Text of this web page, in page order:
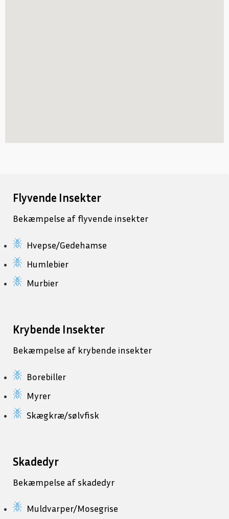
Flyvende Insekter
Bekæmpelse af flyvende insekter
Hvepse/Gedehamse
Humlebier
Murbier
Krybende Insekter
Bekæmpelse af krybende insekter
Borebiller
Myrer
Skægkræ/sølvfisk
Skadedyr
Bekæmpelse af skadedyr
Muldvarper/Mosegrise